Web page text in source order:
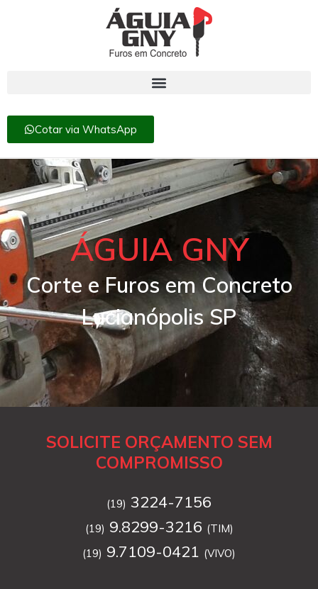
Cotar via WhatsApp
ÁGUIA GNY
Corte e Furos em Concreto
Lucianópolis SP
SOLICITE ORÇAMENTO SEM
COMPROMISSO
(19) 3224-7156
(19) 9.8299-3216 (TIM)
(19) 9.7109-0421 (VIVO)